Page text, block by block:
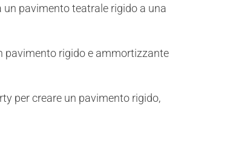
pavimento teatrale rigido a una
pavimento rigido e ammortizzante
per creare un pavimento rigido,